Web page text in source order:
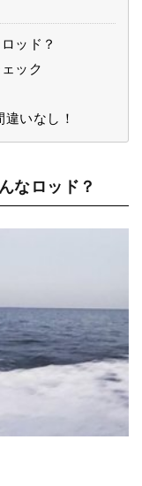
ッド？
ック
いなし！
なロッド？